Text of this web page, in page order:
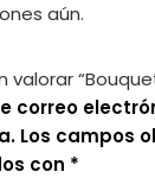
aún.
valorar
correo
Los campos
con *